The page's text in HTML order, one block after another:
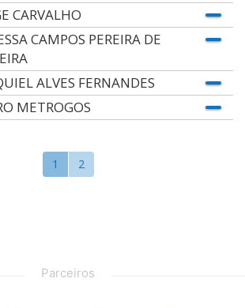
CARVALHO
CAMPOS PEREIRA DE
ALVES FERNANDES
METROGOS
1 2
Parceiros